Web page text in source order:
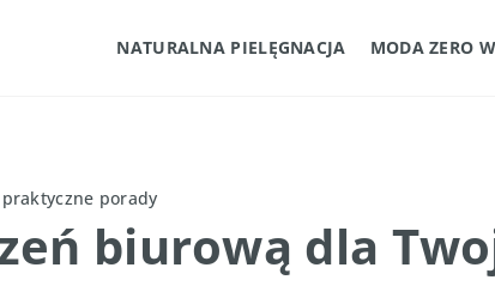
NATURALNA PIELĘGNACJA MODA ZERO
porady
biurową dla